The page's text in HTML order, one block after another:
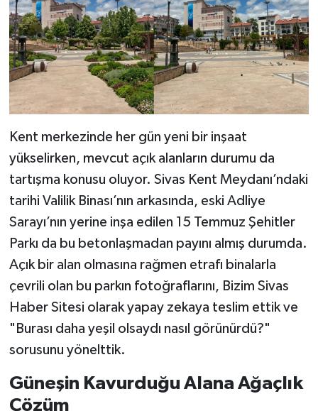
Kent merkezinde her gün yeni bir inşaat
yükselirken, mevcut açık alanların durumu da
tartışma konusu oluyor. Sivas Kent Meydanı’ndaki
tarihi Valilik Binası’nın arkasında, eski Adliye
Sarayı’nın yerine inşa edilen 15 Temmuz Şehitler
Parkı da bu betonlaşmadan payını almış durumda.
Açık bir alan olmasına rağmen etrafı binalarla
çevrili olan bu parkın fotoğraflarını, Bizim Sivas
Haber Sitesi olarak yapay zekaya teslim ettik ve
"Burası daha yeşil olsaydı nasıl görünürdü?"
sorusunu yönelttik.
Güneşin Kavurduğu Alana Ağaçlık
Çözüm